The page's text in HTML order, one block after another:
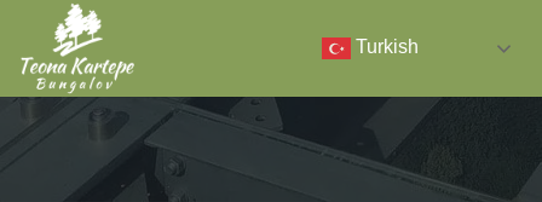
Turkish